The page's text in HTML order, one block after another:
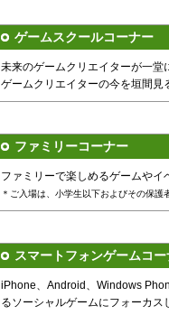
ゲームスクールコーナー
未来のゲームクリエイターが一堂
ゲームクリエイターの今を垣間見
ファミリーコーナー
ファミリーで楽しめるゲームやイ
＊ご入場は、小学生以下およびその保護
スマートフォンゲームコ
iPhone、Android、Windows
るソーシャルゲームにフォーカス